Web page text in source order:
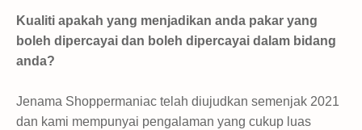
Kualiti apakah yang menjadikan anda pakar yang
boleh dipercayai dan boleh dipercayai dalam bidang
anda?
Jenama Shoppermaniac telah diujudkan semenjak 2021
dan kami mempunyai pengalaman yang cukup luas